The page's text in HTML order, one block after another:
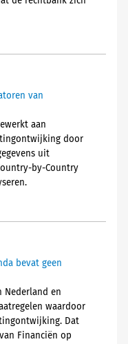
van
aan
door
uit
by-Country
bevat geen
Nederland en
waardoor
Dat
Financiën op